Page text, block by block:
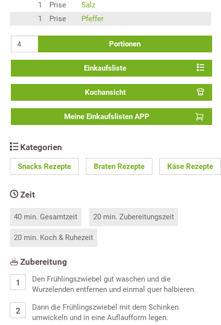
1
Prise
Salz
1
Prise Pfeffer
Portionen
Einkaufsliste
Kochansicht
Meine Einkaufslisten APP
Kategorien
Snacks Rezepte Braten Rezepte Käse Rezepte
Zeit
40 min. Gesamtzeit 20 min. Zubereitungszeit
20 min. Koch & Ruhezeit
Zubereitung
Den Frühlingszwiebel gut waschen und die
Wurzelenden entfernen und einmal quer halbieren.
Dann die Frühlingszwiebel mit dem Schinken
umwickeln und in eine Auflaufform legen.